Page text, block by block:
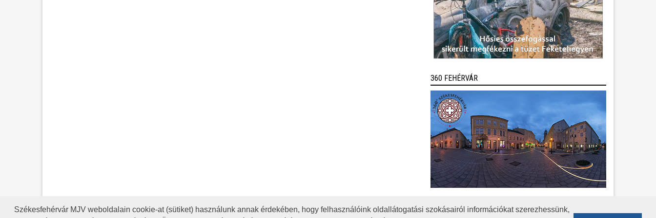
Székesfehérvár MJV weboldalain cookie-at (sütiket) használunk annak érdekében, hogy felhasználóink oldallátogatási szokásairól információkat szerezhessünk,
360 FEHÉRVÁR
RSS A HONLAP 2017.03.31-I ÁLLAPOTA JOGI NYILATKOZAT IMPRESSZUM MÉDIAAJÁNLAT KÖZÉRDEKŰ ADATOK ADATVÉDELEM